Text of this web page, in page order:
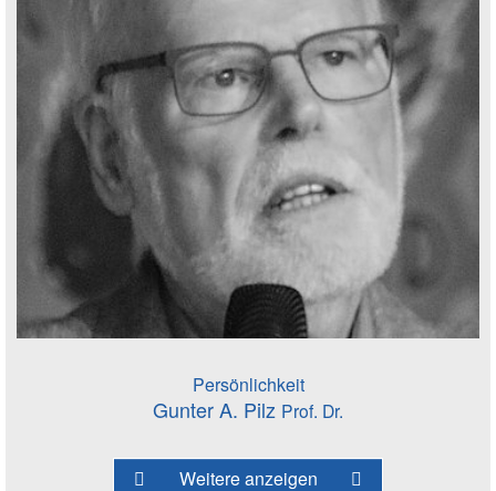
Persönlichkeit
Gunter A. Pilz Prof. Dr.
Weitere anzeigen